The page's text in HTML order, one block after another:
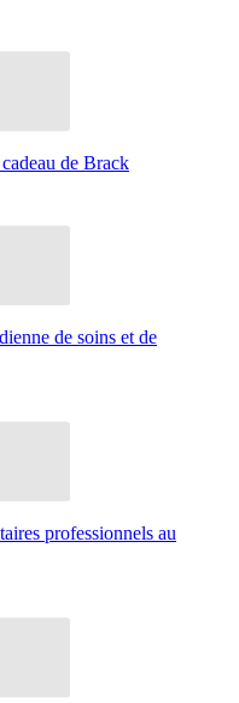
de Brack
de soins et de
professionnels au